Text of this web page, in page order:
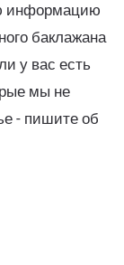
информацию
баклажана
у вас есть
мы не
- пишите об